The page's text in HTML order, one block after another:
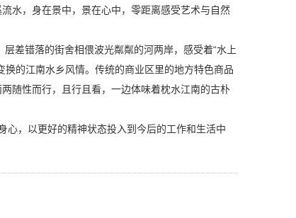
水，身在景中，景在心中，零距离感受艺术与自然
差错落的街舍相偎波光粼粼的河两岸，感受着“水上
的江南水乡风情。传统的商业区里的地方特色商品
随性而行，且行且看，一边体味着枕水江南的古朴
心，以更好的精神状态投入到今后的工作和生活中